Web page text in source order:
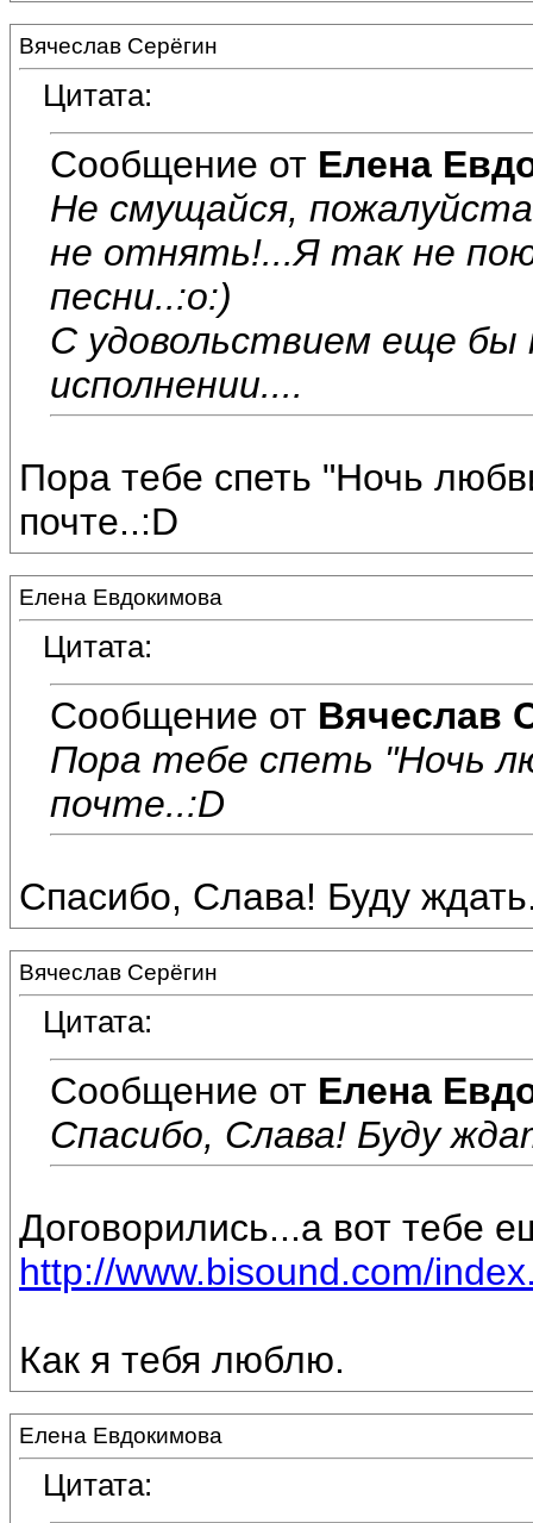
Вячеслав Серёгин
Цитата:
Сообщение от Елена
Не смущайся,
не отнять!...Я так не
песни..:o:)
С удовольствием еще бы
исполнении....
Пора тебе спеть "Ночь
почте..:D
Елена Евдокимова
Цитата:
Сообщение от Вячеслав
Пора тебе спеть "Ночь
почте..:D
Спасибо, Слава! Буду
Вячеслав Серёгин
Цитата:
Сообщение от Елена
Спасибо, Слава! Буду
Договорились...а вот тебе
http://www.bisound.com/
Как я тебя люблю.
Елена Евдокимова
Цитата: